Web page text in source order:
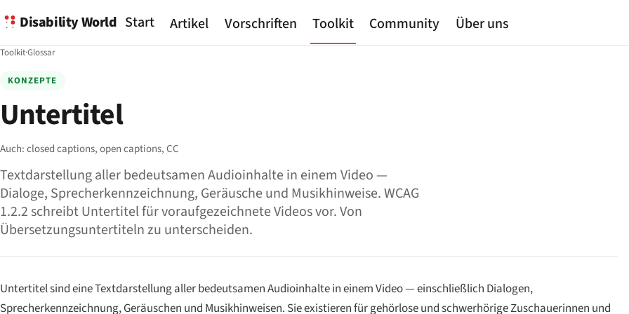
Disability World Start Artikel Vorschriften Toolkit Community Über uns
Toolkit·Glossar
KONZEPTE
Untertitel
Auch:closed captions,open captions,CC
Textdarstellung aller bedeutsamen Audioinhalte in einem Video —
Dialoge, Sprecherkennzeichnung, Geräusche und Musikhinweise. WCAG
1.2.2 schreibt Untertitel für voraufgezeichnete Videos vor. Von
Übersetzungsuntertiteln zu unterscheiden.
Untertitel sind eine Textdarstellung aller bedeutsamen Audioinhalte in einem Video — einschließlich Dialogen,
Sprecherkennzeichnung, Geräuschen und Musikhinweisen. Sie existieren für gehörlose und schwerhörige Zuschauerinnen und